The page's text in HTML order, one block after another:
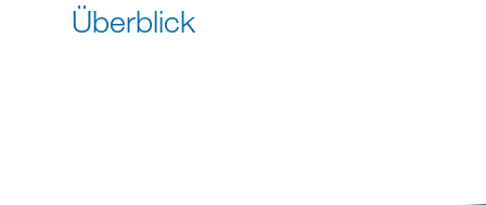
Überblick